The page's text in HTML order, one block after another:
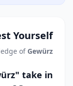
Yourself
of Gewürz
take in